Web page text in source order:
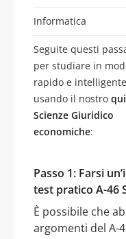
Informatica
Seguite questi
per studiare in
rapido e intelligente
usando il nostro
Scienze Giuridico
economiche:
Passo 1: Farsi
test pratico A-46
È possibile che
argomenti del A-